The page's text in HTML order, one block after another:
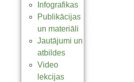
Infografikas
Publikācijas
un materiāli
Jautājumi un
atbildes
Video
lekcijas